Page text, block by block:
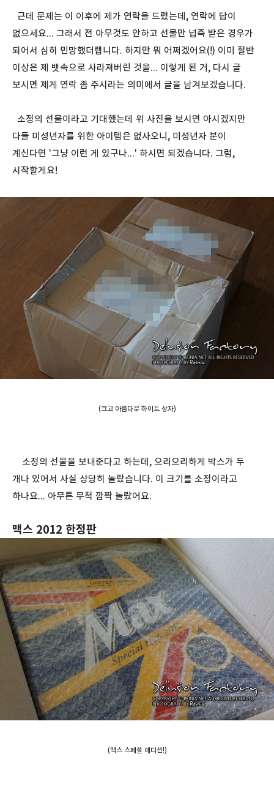
근데 문제는 이 이후에 제가 연락을 드렸는데, 연락에 답이
없으세요... 그래서 전 아무것도 안하고 선물만 넙죽 받은 경우가
되어서 심히 민망했더랩니다. 하지만 뭐 어쩌겠어요(!) 이미 절반
이상은 제 뱃속으로 사라져버린 것을... 이렇게 된 거, 다시 글
보시면 제게 연락 좀 주시라는 의미에서 글을 남겨보겠습니다.
소정의 선물이라고 기대했는데 위 사진을 보시면 아시겠지만
다들 미성년자를 위한 아이템은 없사오니, 미성년자 분이
계신다면 '그냥 이런 게 있구나...' 하시면 되겠습니다. 그럼,
시작할게요!
(크고 아름다운 하이트 상자)
소정의 선물을 보내준다고 하는데, 으리으리하게 박스가 두
개나 있어서 사실 상당히 놀랐습니다. 이 크기를 소정이라고
하나요... 아무튼 무척 깜짝 놀랐어요.
맥스 2012 한정판
(맥스 스페셜 에디션!)